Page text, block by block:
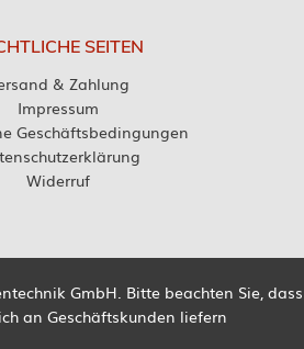
SEITEN
& Zahlung
Impressum
Geschäftsbedingungen
Widerruf
GmbH. Bitte beachten Sie, dass
an Geschäftskunden liefern